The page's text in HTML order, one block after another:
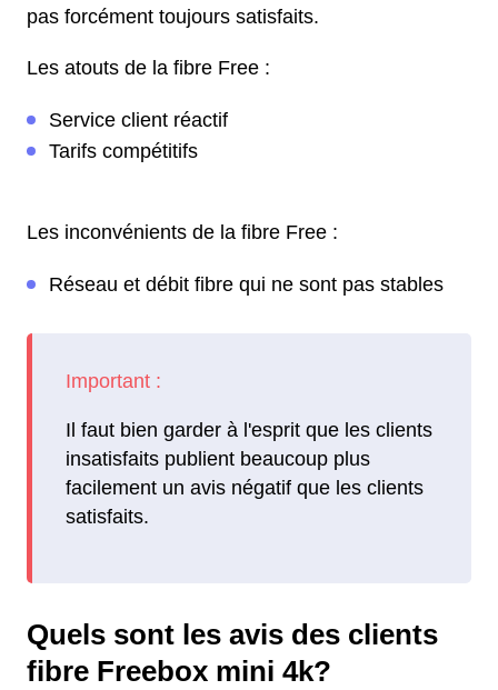
pas forcément toujours satisfaits.
Les atouts de la fibre Free :
Service client réactif
Tarifs compétitifs
Les inconvénients de la fibre Free :
Réseau et débit fibre qui ne sont pas stables
Il faut bien garder à l'esprit que les clients
insatisfaits publient beaucoup plus
facilement un avis négatif que les clients
satisfaits.
Quels sont les avis des clients
fibre Freebox mini 4k?